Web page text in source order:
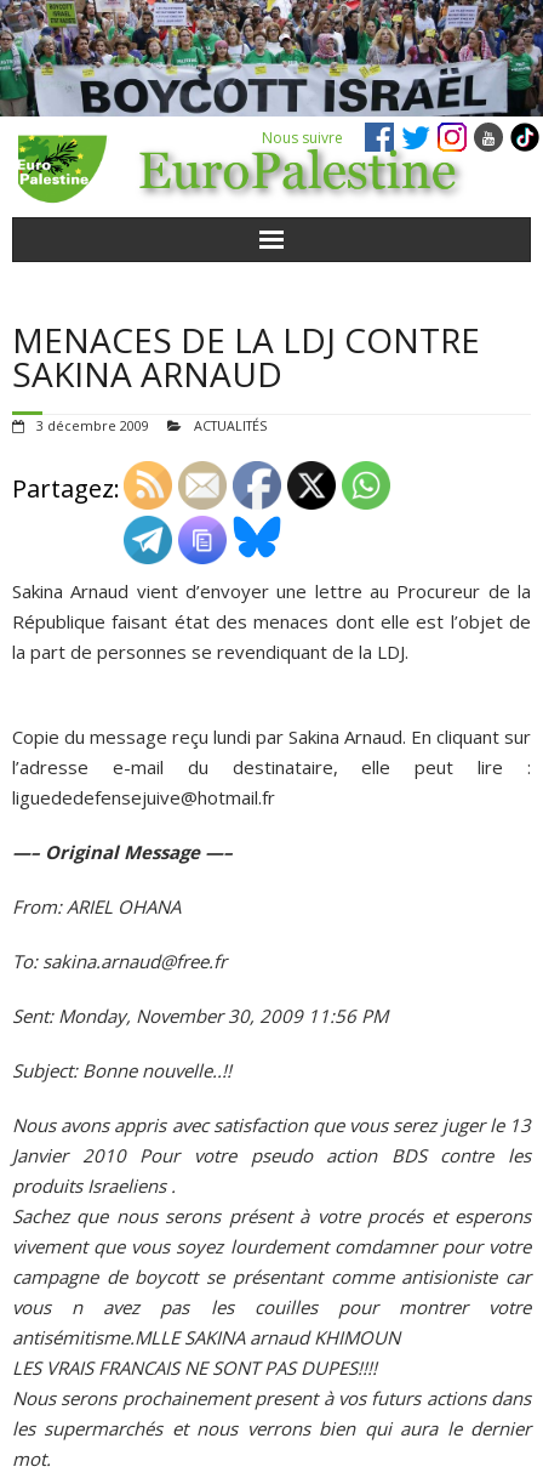
Nous suivre
POUR AGIR
QUI SOMMES-NOUS ?
ADHÉSIONS, DONS, CONTACT
MENACES DE LA LDJ CONTRE
SAKINA ARNAUD
3 décembre 2009 ACTUALITÉS
Partagez:
Sakina Arnaud vient d’envoyer une lettre au Procureur de la
République faisant état des menaces dont elle est l’objet de
la part de personnes se revendiquant de la LDJ.
Copie du message reçu lundi par Sakina Arnaud. En cliquant sur
l’adresse e-mail du destinataire, elle peut lire :
liguededefensejuive@hotmail.fr
—– Original Message —–
From: ARIEL OHANA
To: sakina.arnaud@free.fr
Sent: Monday, November 30, 2009 11:56 PM
Subject: Bonne nouvelle..!!
Nous avons appris avec satisfaction que vous serez juger le 13
Janvier 2010 Pour votre pseudo action BDS contre les
produits Israeliens .
Sachez que nous serons présent à votre procés et esperons
vivement que vous soyez lourdement comdamner pour votre
campagne de boycott se présentant comme antisioniste car
vous n avez pas les couilles pour montrer votre
antisémitisme.MLLE SAKINA arnaud KHIMOUN
LES VRAIS FRANCAIS NE SONT PAS DUPES!!!!
Nous serons prochainement present à vos futurs actions dans
les supermarchés et nous verrons bien qui aura le dernier
mot.